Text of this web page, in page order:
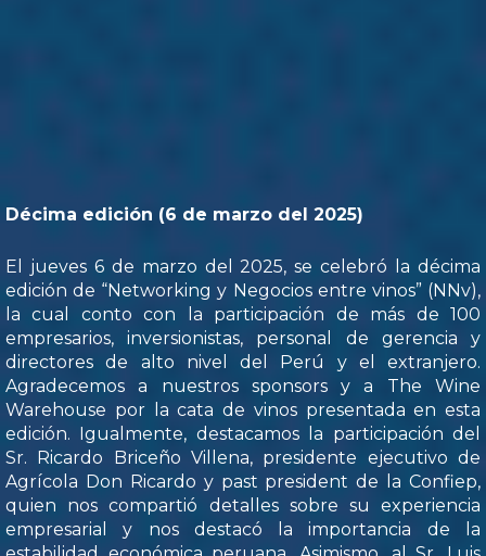
Décima edición (6 de marzo del 2025)
El jueves 6 de marzo del 2025, se celebró la décima
edición de “Networking y Negocios entre vinos” (NNv),
la cual conto con la participación de más de 100
empresarios, inversionistas, personal de gerencia y
directores de alto nivel del Perú y el extranjero.
Agradecemos a nuestros sponsors y a The Wine
Warehouse por la cata de vinos presentada en esta
edición. Igualmente, destacamos la participación del
Sr. Ricardo Briceño Villena, presidente ejecutivo de
Agrícola Don Ricardo y past president de la Confiep,
quien nos compartió detalles sobre su experiencia
empresarial y nos destacó la importancia de la